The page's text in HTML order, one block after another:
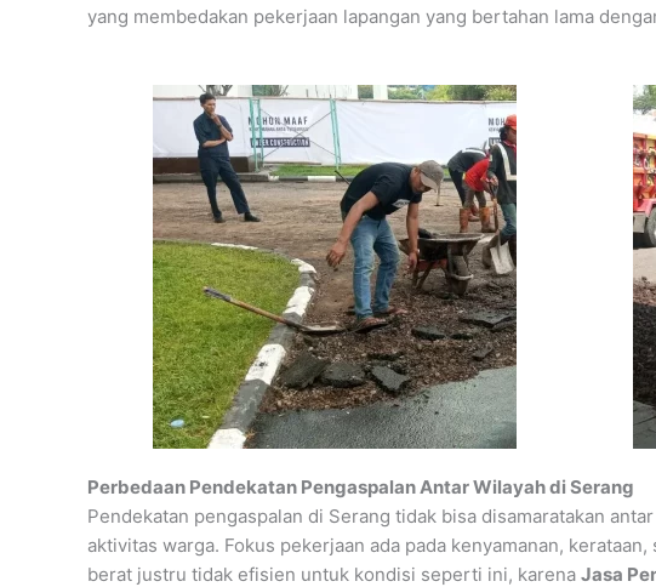
yang membedakan pekerjaan lapangan yang bertahan lama
Perbedaan Pendekatan Pengaspalan Antar Wilayah di Serang
Pendekatan pengaspalan di Serang tidak bisa disamaratakan
aktivitas warga. Fokus pekerjaan ada pada kenyamanan,
berat justru tidak efisien untuk kondisi seperti ini, karena Jasa